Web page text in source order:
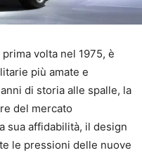
volta nel 1975, è
più amate e
di storia alle spalle, la
del mercato
sua affidabilità, il design
le pressioni delle nuove